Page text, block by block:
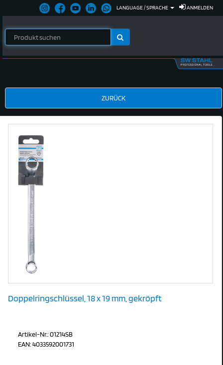
ANMELDEN
LANGUAGE / SPRACHE
Doppelringschlüssel, 18 x 19 mm, gekröpft
Artikel-Nr.: 01214SB
EAN: 4033592001731